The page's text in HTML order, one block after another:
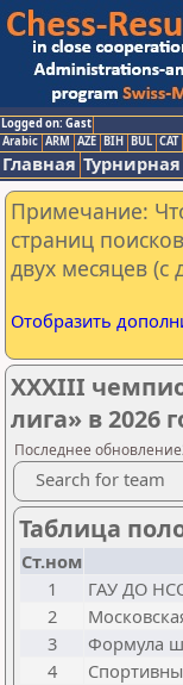
Logged on: Gast
Arabic ARM AZE BIH BUL CAT
Главная
Примечание:
страниц
двух месяцев
Отобразить
XXXIII
лига» в 2026
Последнее
Search for team
Таблица
Ст.ном
1
ГАУ ДО
2
3
Формула
4